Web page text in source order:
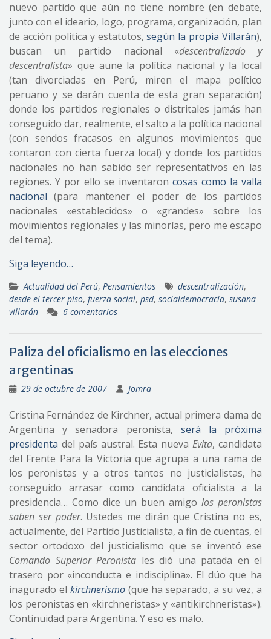
nuevo partido que aún no tiene nombre (en debate,
junto con el ideario, logo, programa, organización, plan
de acción política y estatutos,según la propia Villarán),
buscan un partido nacional «descentralizado y
descentralista» que aune la política nacional y la local
(tan divorciadas en Perú, miren el mapa político
peruano y se darán cuenta de esta gran separación)
donde los partidos regionales o distritales jamás han
conseguido dar, realmente, el salto a la política nacional
(con sendos fracasos en algunos movimientos que
contaron con cierta fuerza local) y donde los partidos
nacionales no han sabido ser representativos en las
regiones. Y por ello se inventaron cosas como la valla
nacional (para mantener el poder de los partidos
nacionales «establecidos» o «grandes» sobre los
movimientos regionales y las minorías, pero me escapo
del tema).
Siga leyendo…
Actualidad del Perú, Pensamientos descentralización,
desde el tercer piso, fuerza social, psd, socialdemocracia, susana
villarán
6 comentarios
Paliza del oficialismo en las elecciones
argentinas
29 de octubre de 2007 Jomra
Cristina Fernández de Kirchner, actual primera dama de
Argentina y senadora peronista, será la próxima
presidenta del país austral. Esta nuevaEvita, candidata
del Frente Para la Victoria que agrupa a una rama de
los peronistas y a otros tantos no justicialistas, ha
conseguido arrasar como candidata oficialista a la
presidencia… Como dice un buen amigo los peronistas
saben ser poder. Ustedes me dirán que Cristina no es,
actualmente, del Partido Justicialista, a fin de cuentas, el
sector ortodoxo del justicialismo que se inventó ese
Comando Superior Peronista les dió una patada en el
trasero por «inconducta e indisciplina». El dúo que ha
inagurado el kirchnerismo(que ha separado, a su vez, a
los peronistas en «kirchneristas» y «antikirchneristas»).
Continuidad para Argentina. Y eso es malo.